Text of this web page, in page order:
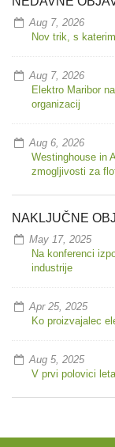
Aug 7, 2026
Nov trik, s
Aug 7, 2026
Elektro Maribor
organizacij
Aug 6, 2026
Westinghouse in
zmogljivosti za
NAKLJUČNE
May 17, 2025
Na konferenci
industrije
Apr 25, 2025
Ko proizvajalec
Aug 5, 2025
V prvi polovici